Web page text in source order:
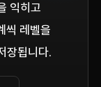
익히고
씩 레벨을
장됩니다.